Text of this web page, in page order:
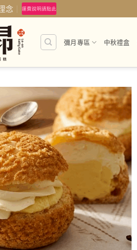
念 運費說明請點此
彌月專區 中秋禮盒